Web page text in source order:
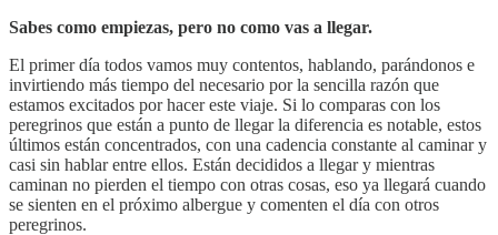
Sabes como empiezas, pero no como vas a llegar.
El primer día todos vamos muy contentos, hablando, parándonos e
invirtiendo más tiempo del necesario por la sencilla razón que
estamos excitados por hacer este viaje. Si lo comparas con los
peregrinos que están a punto de llegar la diferencia es notable, estos
últimos están concentrados, con una cadencia constante al caminar y
casi sin hablar entre ellos. Están decididos a llegar y mientras
caminan no pierden el tiempo con otras cosas, eso ya llegará cuando
se sienten en el próximo albergue y comenten el día con otros
peregrinos.